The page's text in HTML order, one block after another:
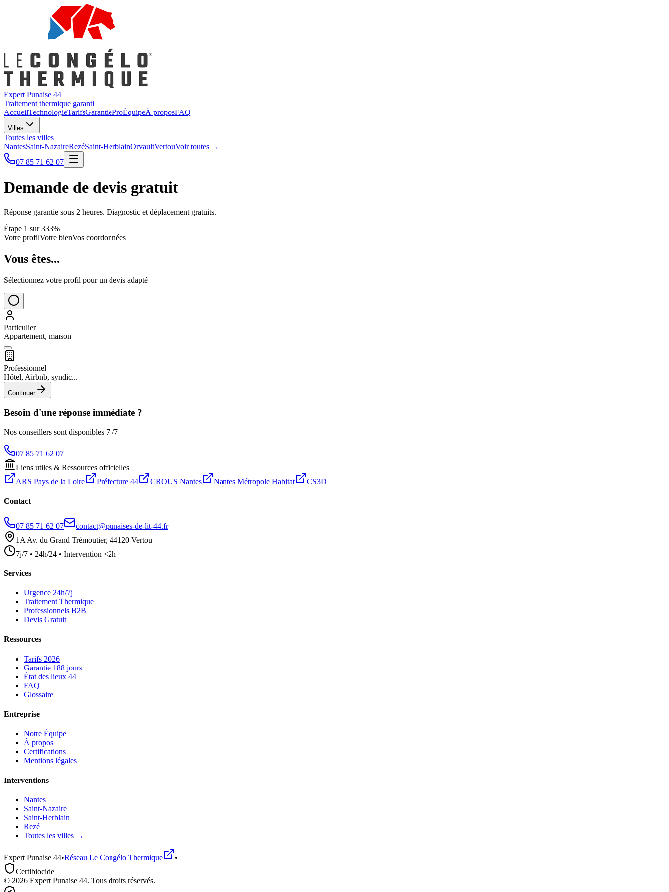
Expert Punaise 44
Traitement thermique garanti
AccueilTechnologieTarifsGarantieProÉquipeÀ proposFAQ
Villes
Toutes les villes
NantesSaint-NazaireRezéSaint-HerblainOrvaultVertouVoir toutes →
07 85 71 62 07
Demande de devis gratuit
Réponse garantie sous 2 heures. Diagnostic et déplacement gratuits.
Étape 1 sur 333%
Votre profilVotre bienVos coordonnées
Vous êtes...
Sélectionnez votre profil pour un devis adapté
Particulier
Appartement, maison
Professionnel
Hôtel, Airbnb, syndic...
Continuer
Besoin d'une réponse immédiate ?
Nos conseillers sont disponibles 7j/7
07 85 71 62 07
Liens utiles & Ressources officielles
ARS Pays de la Loire
Préfecture 44 CROUS Nantes Nantes Métropole Habitat CS3D
Contact
07 85 71 62 07
contact@punaises-de-lit-44.fr
1A Av. du Grand Trémoutier, 44120 Vertou
7j/7 • 24h/24 • Intervention <2h
Services
Urgence 24h/7j
Traitement Thermique
Professionnels B2B
Devis Gratuit
Ressources
Tarifs 2026
Garantie 188 jours
État des lieux 44
FAQ
Glossaire
Entreprise
Notre Équipe
À propos
Certifications
Mentions légales
Interventions
Nantes
Saint-Nazaire
Saint-Herblain
Rezé
Toutes les villes →
Expert Punaise 44•Réseau Le Congélo Thermique
•
Certibiocide
© 2026 Expert Punaise 44. Tous droits réservés.